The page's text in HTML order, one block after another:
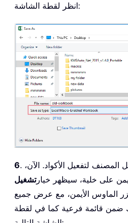
CommandBars
On Error
With Application
Run
CommandBars
End
With
Exit
Sub
Err1:
    MsgBox
انظر لقطة الشاشة:
6. أخيرًا، يُرجى إعادة تشغيل المصنف لتفعيل الأكواد. الآن،
على خلية، سيظهر خيارتشغيل
الماوس الأيمن، مع عرض جميع
ضمن قائمة فرعية كما في لقطة